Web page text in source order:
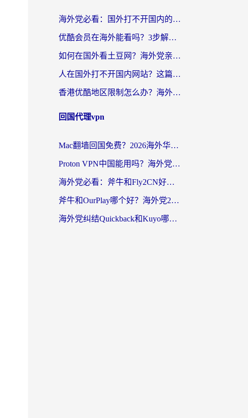
海外党必看：国外打不开国内的app怎么办？3步解决你的乡愁
优酷会员在海外能看吗？3步解决海外追剧难题，附实测好用加速器推荐
如何在国外看土豆网？海外党亲测有效的追剧加速器选择指南
人在国外打不开国内网站？这篇攻略帮你无缝解锁国内资源（附交管12123使用技巧）
香港优酷地区限制怎么办？海外党亲测有效的追剧解决方案
回国代理vpn
Mac翻墙回国免费？2026海外华人亲测：从CCTV5直播到国内APP，这样选加速器才靠谱
Proton VPN中国能用吗？海外党选回国加速器的避坑指南（附番茄加速器实测）
海外党必看：斧牛和Fly2CN好用吗？3招教你选对回国加速器（附免费试用攻略）
斧牛和OurPlay哪个好？海外党2026亲测：选对加速器，国内资源秒加载
海外党纠结Quickback和Kuyo哪个好？选对回国加速器才能无缝刷国内资源